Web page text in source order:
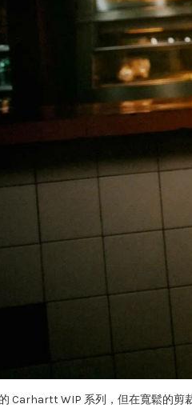
Carhartt WIP 系列，但在寬鬆的剪